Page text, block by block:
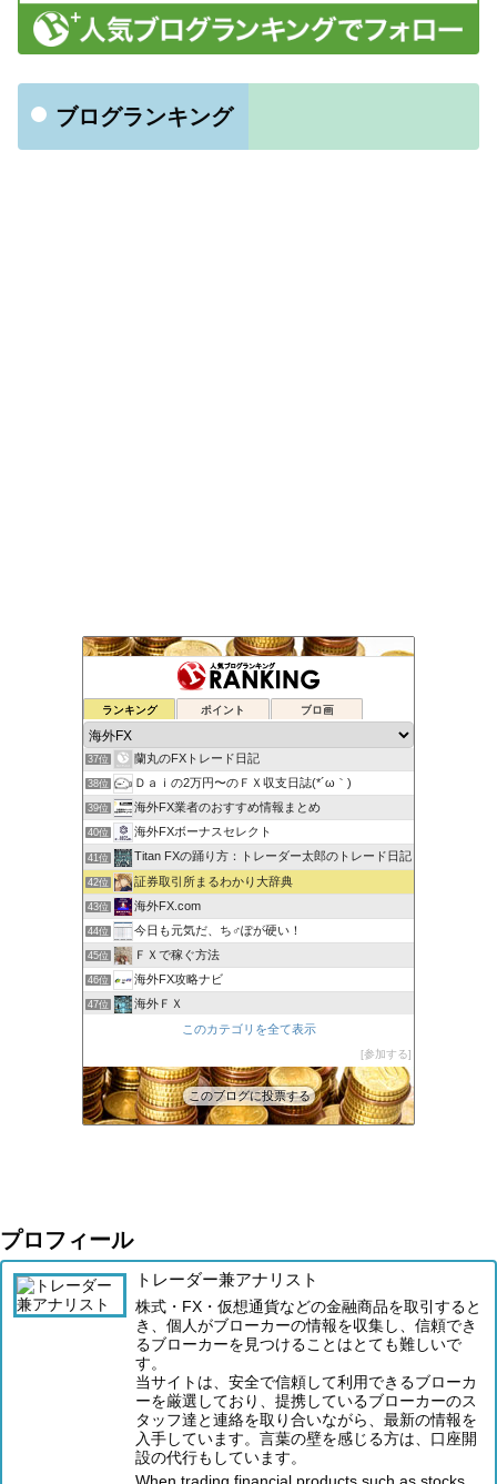
ブログランキング
ランキング ポイント ブロ画
35位 元FX業者による必勝システムトレード！
36位
37位 蘭丸のFXトレード日記
38位 Ｄａｉの2万円〜のＦＸ収支日誌(*´ω｀)
39位 海外FX業者のおすすめ情報まとめ
40位 海外FXボーナスセレクト
41位 Titan FXの踊り方：トレーダー太郎のトレード日記
42位 証券取引所まるわかり大辞典
43位 海外FX.com
44位 今日も元気だ、ち♂ぽが硬い！
45位 ＦＸで稼ぐ方法
46位 海外FX攻略ナビ
47位 海外ＦＸ
XM口座開設方法2022
このカテゴリを全て表示
参加する
このブログに投票する
プロフィール
トレーダー兼アナリスト
株式・FX・仮想通貨などの金融商品を取引すると
き、個人がブローカーの情報を収集し、信頼でき
るブローカーを見つけることはとても難しいで
す。
当サイトは、安全で信頼して利用できるブローカ
ーを厳選しており、提携しているブローカーのス
タッフ達と連絡を取り合いながら、最新の情報を
入手しています。言葉の壁を感じる方は、口座開
設の代行もしています。